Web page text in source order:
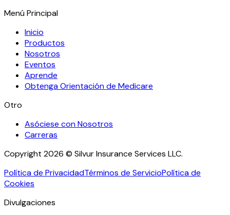
Menú Principal
Inicio
Productos
Nosotros
Eventos
Aprende
Obtenga Orientación de Medicare
Otro
Asóciese con Nosotros
Carreras
Copyright 2026 © Silvur Insurance Services LLC.
Política de PrivacidadTérminos de ServicioPolítica de
Cookies
Divulgaciones